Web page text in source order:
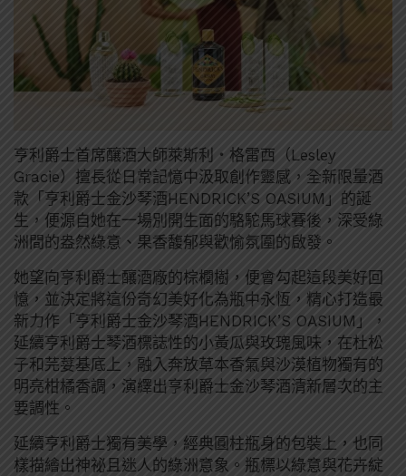
亨利爵士首席釀酒大師萊斯利・格雷西（Lesley
Gracie）擅長從日常記憶中汲取創作靈感，全新限量酒
款「亨利爵士金沙琴酒HENDRICK’S OASIUM」的誕
生，便源自她在一場別開生面的駱駝馬球賽後，深受綠
洲間的盎然綠意、果香馥郁與歡愉氛圍的啟發。
她望向亨利爵士釀酒廠的棕櫚樹，便會勾起這段美好回
憶，並決定將這份奇幻美好化為瓶中永恆，精心打造最
新力作「亨利爵士金沙琴酒HENDRICK’S OASIUM」，
延續亨利爵士琴酒標誌性的小黃瓜與玫瑰風味，在杜松
子和芫荽基底上，融入奔放草本香氣與沙漠植物獨有的
明亮柑橘香調，演繹出亨利爵士金沙琴酒清新層次的主
要調性。
延續亨利爵士獨有美學，經典圓柱瓶身的包裝上，也同
樣描繪出神祕且迷人的綠洲意象。瓶標以綠意與花卉綻